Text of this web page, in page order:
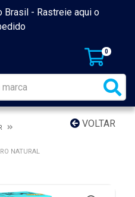
Brasil - Rastreie aqui o
0
VOLTAR
NATURAL